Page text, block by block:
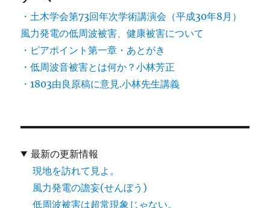
・土木学会第73回年次学術講演会（平成30年8月）
風力発電の低周波被害、健康被害について
・ピアポイント第一章・あとがき
・低周波音被害とは何か？小林芳正
・1803由良原稿に意見.小林先生講義
最新の更新情報
現地を訪れて見よ。
風力発電の譫妄(せんぼう)
低周波被害は超常現象じゃない。